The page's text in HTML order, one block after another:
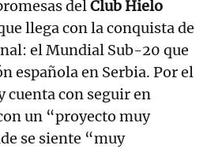
delClub Hielo
llega con la conquista de
el Mundial Sub-20 que
española en Serbia. Por el
cuenta con seguir en
un “proyecto muy
se siente “muy